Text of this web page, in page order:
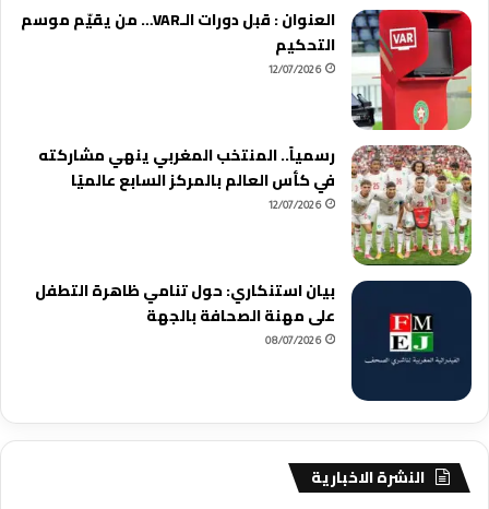
العنوان : قبل دورات الـVAR… من يقيّم موسم
التحكيم
12/07/2026
رسمياً.. المنتخب المغربي ينهي مشاركته
في كأس العالم بالمركز السابع عالميًا
12/07/2026
بيان استنكاري: حول تنامي ظاهرة التطفل
على مهنة الصحافة بالجهة
08/07/2026
النشرة الاخبارية